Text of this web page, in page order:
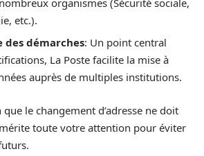
etc.).
des démarches: Un point central
La Poste facilite la mise à
auprès de multiples institutions.
le changement d’adresse ne doit
toute votre attention pour éviter